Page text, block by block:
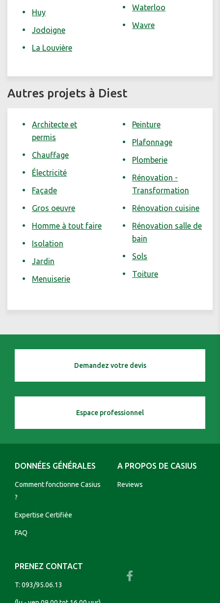
Huy
Jodoigne
La Louvière
Waterloo
Wavre
Autres projets à Diest
Architecte et
permis
Chauffage
Électricité
Façade
Gros oeuvre
Homme à tout faire
Isolation
Jardin
Menuiserie
Peinture
Plafonnage
Plomberie
Rénovation -
Transformation
Rénovation cuisine
Rénovation salle de
bain
Sols
Toiture
Demandez votre devis
Espace professionnel
DONNÉES GÉNÉRALES
Comment fonctionne Casius
?
Expertise Certifiée
FAQ
A PROPOS DE CASIUS
Reviews
PRENEZ CONTACT
T: 093/95.06.13